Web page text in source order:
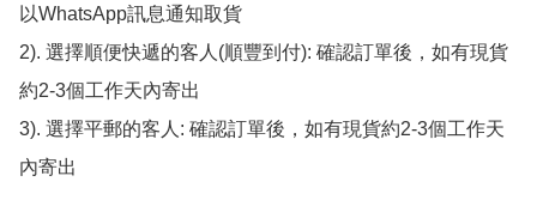
以WhatsApp訊息通知取貨
2). 選擇順便快遞的客人(順豐到付): 確認訂單後，如有現貨
約2-3個工作天內寄出
3). 選擇平郵的客人: 確認訂單後，如有現貨約2-3個工作天
內寄出